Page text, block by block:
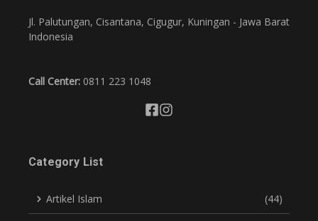
Jl. Palutungan, Cisantana, Cigugur, Kuningan - Jawa Barat
Indonesia
Call Center: 0811 223 1048
Category List
Artikel Islam (44)